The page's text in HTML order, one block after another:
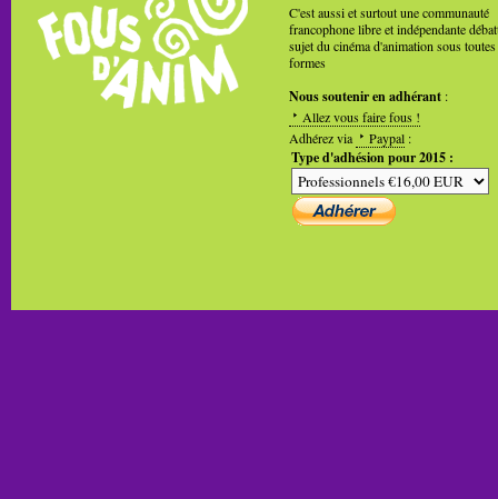
C'est aussi et surtout une communauté
francophone libre et indépendante
sujet du cinéma d'animation sous toutes
formes
Nous soutenir en adhérant :
Allez vous faire fous !
Adhérez via
Paypal :
Type d'adhésion pour 2015 :